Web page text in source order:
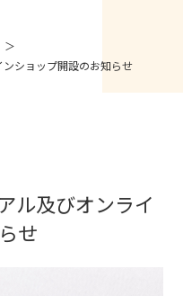
ショップ開設のお知らせ
ル及びオンライ
せ